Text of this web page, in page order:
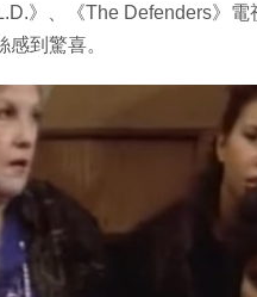
》、《The Defenders》
感到驚喜。